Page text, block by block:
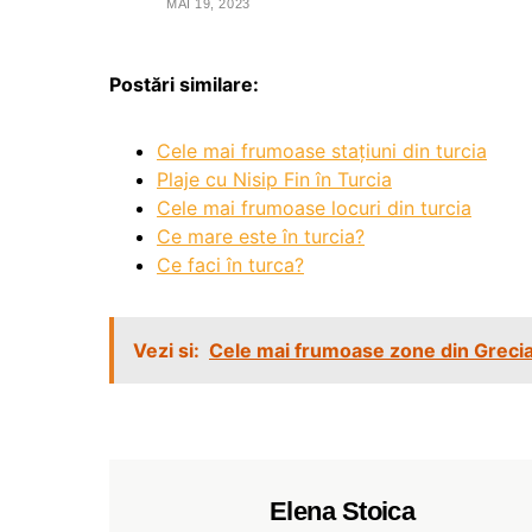
MAI 19, 2023
Postări similare:
Cele mai frumoase stațiuni din turcia
Plaje cu Nisip Fin în Turcia
Cele mai frumoase locuri din turcia
Ce mare este în turcia?
Ce faci în turca?
Vezi si: Cele mai frumoase zone din
Elena Stoica